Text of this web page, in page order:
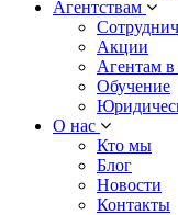
Агентствам
Акции
Агентам
Обучение
О нас
Кто мы
Блог
Новости
Контакты